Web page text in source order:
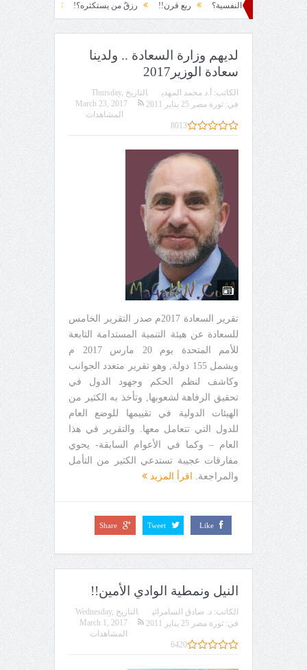
ربع قرن!! رزقٌ من يستكثره؟! منطق الأرضة والسياسة!!
لديهم وزارة السعادة .. ولدينا
سعادة الوزير2017
الكاتب: أ.د محمد المهدي التاريخ Thursday,
March 23, 2017
في: ثورة مصر 25 يناير 2011
المشاهدات
8013
تقرير السعادة 2017م صدر التقرير الخامس
للسعادة عن هيئة التنمية المستدامة التابعة
للأمم المتحدة يوم 20 مارس 2017 م
ويشمل 155 دولة, وهو تقرير متعدد الجوانب
وكاشف لنظم الحكم وجهود الدول في
تحقيق الرفاهة لشعوبها, وتأخذ به الكثير من
الهيئات الدولية في تقييمها للوضع العام
للدول التي تتعامل معها. والتقرير في هذا
العام – وكما في الأعوام السابقة- يحوي
مفارقات عجيبة تستدعي الكثير من التأمل
والمراجعة.
اقرأ المزيد
Like
Tweet
Share
النيل ونمطية الوادي الأمين!!
الكاتب: د. صادق السامرائي التاريخ Wednesday,
March 1, 2017
في: ثورة مصر 25 يناير 2011
المشاهدات
6420